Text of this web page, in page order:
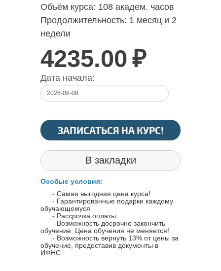
Объём курса: 108 академ. часов
Продолжительность: 1 месяц и 2
недели
4235.00 ₽
Дата начала:
ЗАПИСАТЬСЯ НА КУРС!
В закладки
Особые условия:
- Самая выгодная цена курса!
- Гарантированные подарки каждому
обучающемуся
- Рассрочка оплаты
- Возможность досрочно закончить
обучение. Цена обучения не меняется!
- Возможность вернуть 13% от цены за
обучение, предоставив документы в
ИФНС.